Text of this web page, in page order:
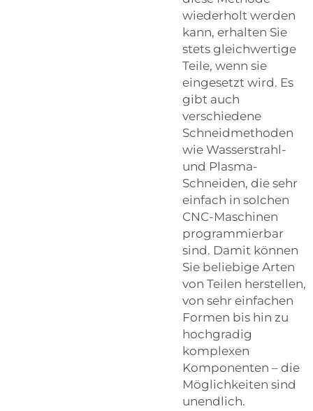
wiederholt werden
kann, erhalten Sie
stets gleichwertige
Teile, wenn sie
eingesetzt wird. Es
gibt auch
verschiedene
Schneidmethoden
wie Wasserstrahl-
und Plasma-
Schneiden, die sehr
einfach in solchen
CNC-Maschinen
programmierbar
sind. Damit können
Sie beliebige Arten
von Teilen herstellen,
von sehr einfachen
Formen bis hin zu
hochgradig
komplexen
Komponenten – die
Möglichkeiten sind
unendlich.